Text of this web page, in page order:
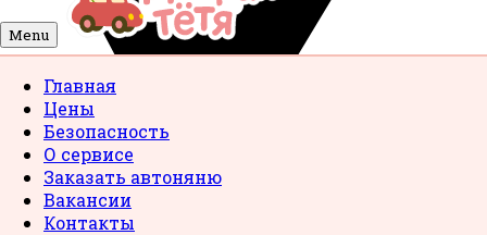
Menu
Главная
Цены
Безопасность
О сервисе
Заказать автоняню
Вакансии
Контакты